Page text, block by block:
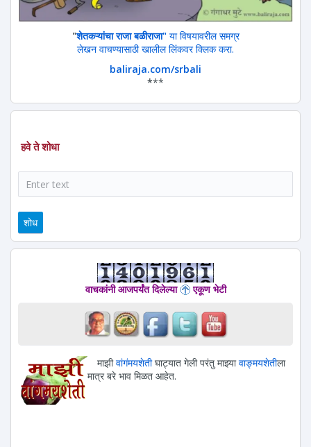
"शेतकऱ्यांचा राजा बळीराजा"या विषयावरील समग्र
लेखन वाचण्यासाठी खालील लिंकवर क्लिक करा.
baliraja.com/srbali
***
हवे ते शोधा
शोध
वाचकांनी आजपर्यंत दिलेल्या एकूण भेटी
माझीवांगंमयशेतीघाट्यात गेली परंतु माझ्यावाङ्मयशेतीला
मात्र बरे भाव मिळत आहेत.